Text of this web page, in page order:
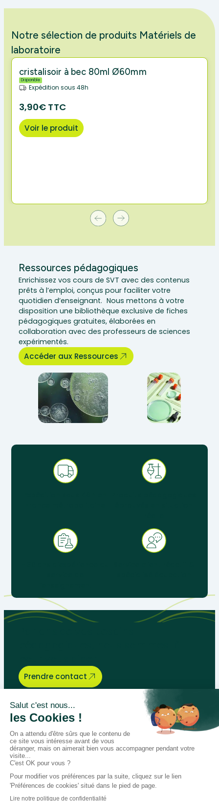
Notre sélection de produits Matériels de
laboratoire
cristalisoir à bec 80ml Ø60mm
Disponible
Expédition sous 48h
3,90€ TTC
Voir le produit
Ressources pédagogiques
Enrichissez vos cours de SVT avec des contenus
prêts à l’emploi, conçus pour faciliter votre
quotidien d’enseignant. Nous mettons à votre
disposition une bibliothèque exclusive de fiches
pédagogiques gratuites, élaborées en
collaboration avec des professeurs de sciences
expérimentés.
Accéder aux Ressources
Prendre contact
Bégénat
Niveau d’enseignement
Actualités
Politique de retour
Paiement 100% sécurisé